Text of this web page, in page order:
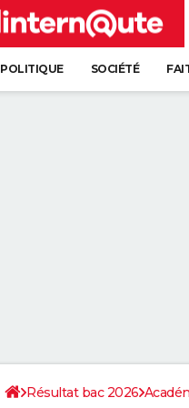
POLITIQUE SOCIÉTÉ
Résultat bac 2026